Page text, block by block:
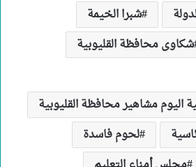
شبرا الخيمة
شكاوى محافظة القليوبية
اليوم مشاهير محافظة القليوبية
لحوم فاسدة